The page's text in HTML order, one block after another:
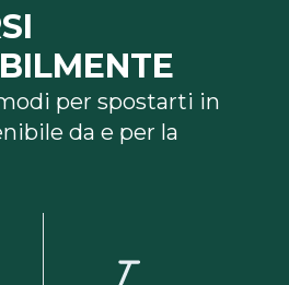
per spostarti in
da e per la